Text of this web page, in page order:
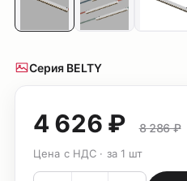
Серия BELTY
4 626 ₽ 8 286 ₽
Цена с НДС · за 1 шт